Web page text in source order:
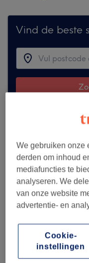
Vind de beste
We gebruiken onze
derden om inhoud
mediafuncties te
analyseren. We
van onze website
advertentie- en
Cookie-
instellingen